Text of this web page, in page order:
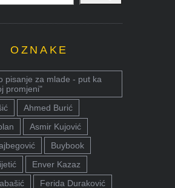
OZNAKE
pisanje za mlade - put ka
promjeni"
Ahmed Burić
Asmir Kujović
Buybook
Enver Kazaz
Ferida Duraković